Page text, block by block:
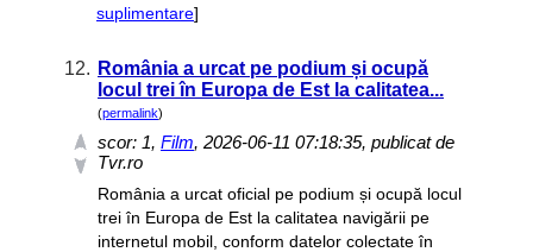
suplimentare]
12. România a urcat pe podium și ocupă
locul trei în Europa de Est la calitatea...
(permalink)
scor: 1, Film, 2026-06-11 07:18:35, publicat de
Tvr.ro
România a urcat oficial pe podium și ocupă locul
trei în Europa de Est la calitatea navigării pe
internetul mobil, conform datelor colectate în